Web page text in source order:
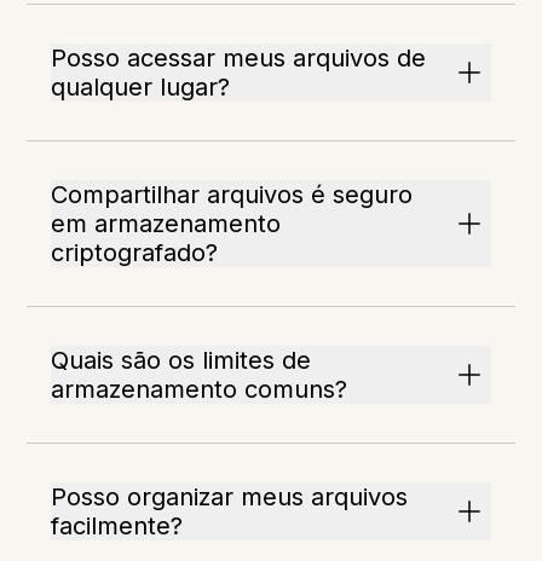
Posso acessar meus arquivos de
qualquer lugar?
Compartilhar arquivos é seguro
em armazenamento
criptografado?
Quais são os limites de
armazenamento comuns?
Posso organizar meus arquivos
facilmente?